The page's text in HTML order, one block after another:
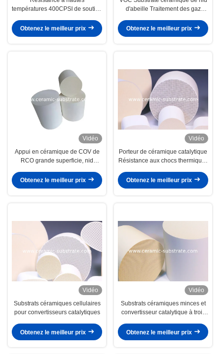
températures 400CPSI de soutien
COV d'OIN
Obtenez le meilleur prix
d'abeille Traitement des gaz
Obtenez le meilleur prix
Vidéo
Appui en céramique de COV de
RCO grande superficie, nid
blanc
Obtenez le meilleur prix
Vidéo
Porteur de céramique catalytique
Résistance aux chocs thermiques
Obtenez le meilleur prix
Vidéo
Substrats céramiques cellulaires
pour convertisseurs catalytiques
Obtenez le meilleur prix
Vidéo
Substrats céramiques minces et
convertisseur catalytique à trois
Obtenez le meilleur prix